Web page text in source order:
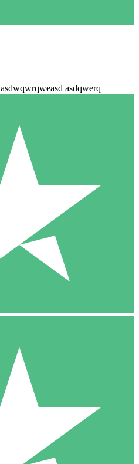
asdwqwrqweasd asdqwerq